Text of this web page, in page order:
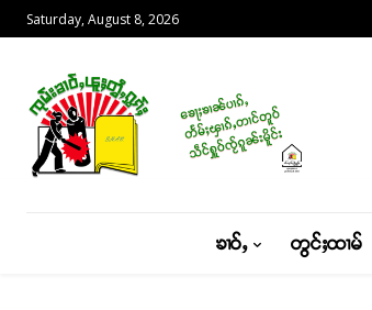
Saturday, August 8, 2026
ၶၢဝ်ႇ တွင်ႈထၢမ်